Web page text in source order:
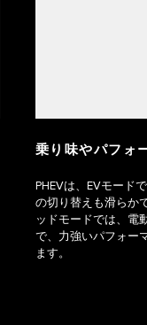
乗り味やパフォ
PHEVは、EVモード
の切り替えも滑らか
ッドモードでは、電
で、力強いパフォー
ます。